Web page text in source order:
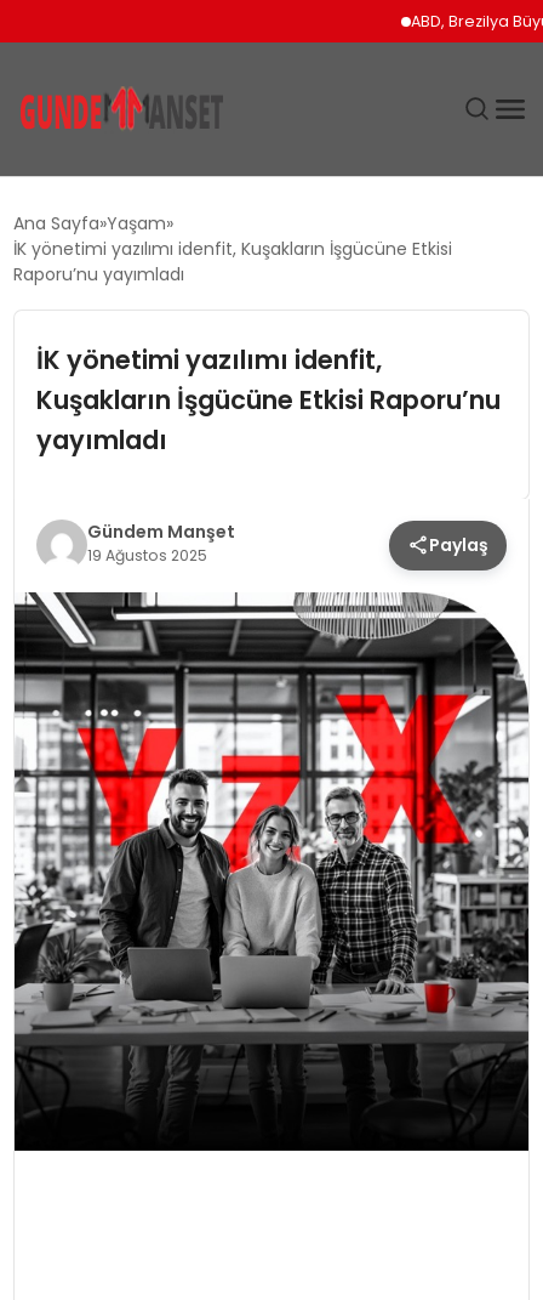
ABD, Brezilya
DÜNYA
SPOR
TEKNOLOJI
YAŞAM
Ana Sayfa Yaşam
İK yönetimi yazılımı idenfit, Kuşakların İşgücüne Etkisi
Raporu’nu yayımladı
İK yönetimi yazılımı idenfit,
Kuşakların İşgücüne Etkisi Raporu’nu
yayımladı
Gündem Manşet
19 Ağustos 2025 Paylaş